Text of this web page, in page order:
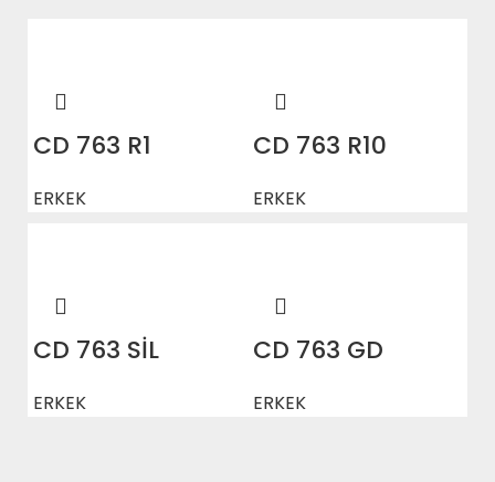
CD 763 R1
ERKEK
CD 763 R10
ERKEK
CD 763 SİL
ERKEK
CD 763 GD
ERKEK